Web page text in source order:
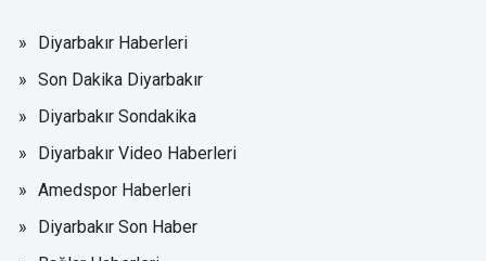
Diyarbakır Haberleri
Son Dakika Diyarbakır
Diyarbakır Sondakika
Diyarbakır Video Haberleri
Amedspor Haberleri
Diyarbakır Son Haber